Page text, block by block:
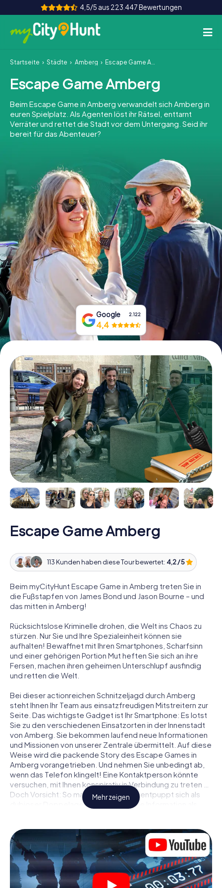
4,5/5 aus 223.447 Bewertungen
So funktioniert's
Städte
Touren
Teamevent
INT AT CH
DE
ES
FR UK
IE
IT
NL
Tickets buchen
Gutscheine bestellen
Startseite Städte Amberg Escape Game Amberg
Escape Game Amberg
Beim Escape Game in Amberg verwandelt sich Amberg in
euren Spielplatz. Als Agenten löst ihr Rätsel, enttarnt
Verräter und rettet die Stadt vor dem Untergang. Seid ihr
bereit für das Abenteuer?
Google 2.122
4,4
Escape Game Amberg
113 Kunden haben diese Tour bewertet: 4,2 / 5
Beim myCityHunt Escape Game in Amberg treten Sie in
die Fußstapfen von James Bond und Jason Bourne – und
das mitten in Amberg!
Rücksichtslose Kriminelle drohen, die Welt ins Chaos zu
stürzen. Nur Sie und Ihre Spezialeinheit können sie
aufhalten! Bewaffnet mit Ihren Smartphones, Scharfsinn
und einer gehörigen Portion Mut heften Sie sich an ihre
Fersen, machen ihren geheimen Unterschlupf ausfindig
und retten die Welt.
Bei dieser actionreichen Schnitzeljagd durch Amberg
steht Ihnen Ihr Team aus einsatzfreudigen Mitstreitern zur
Seite. Das wichtigste Gadget ist Ihr Smartphone: Es lotst
Sie zu den verschiedenen Einsatzorten in der Innenstadt
von Amberg. Sie bekommen laufend neue Informationen
und Missionen von unserer Zentrale übermittelt. Auf diese
Weise wird die packende Story des Escape Games in
Amberg vorangetrieben. Und nehmen Sie unbedingt ab,
wenn das Telefon klingelt! Eine Kontaktperson könnte
versuchen, mit Ihnen konspirativ in Verbindung zu treten …
Doch Vorsicht: So mancher Informant entpuppt sich als
dubioser Doppelagent und so manche Information als
Sie niemandem!
Anders als in einem klassischen Escape Room in Amberg
sind Sie also nicht in ein Zimmer eingesperrt, aus dem Sie
sich in einem vorgegebenen Zeitfenster befreien
müssen. Diese Smartphone Schnitzeljagd erklärt ganz
Mehr zeigen